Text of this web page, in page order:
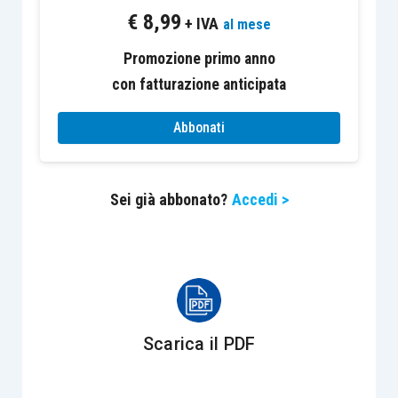
Stoxx Europe 600 -0.32%, Euro Stoxx 50 +0.59%,
Stati Uniti
S&P 500 +0.45%, Dow Jones Industrial +0.69%,
€ 8,99 + IVA al mese
Promozione primo anno
con fatturazione anticipata
Abbonati
Sei già abbonato? Accedi >
Scarica il PDF